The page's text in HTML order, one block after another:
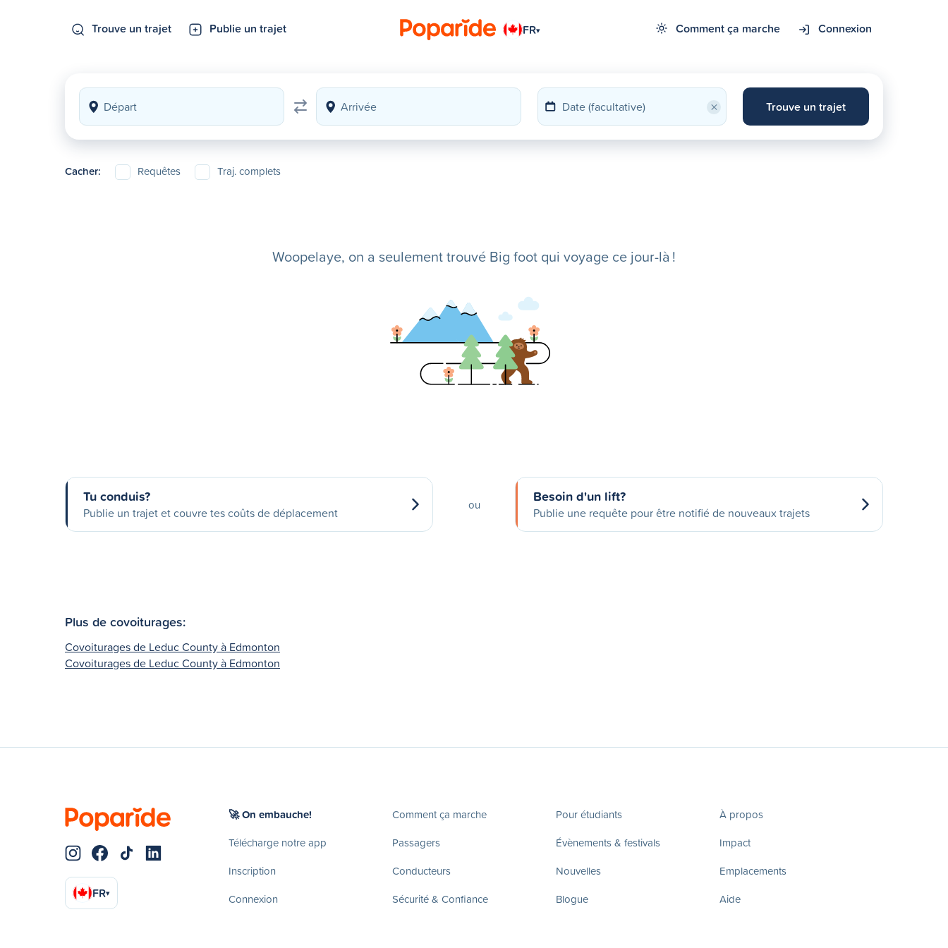
Trouve un trajet Publie un trajet FR▾ Comment ça marche Connexion
× Trouve un trajet
Cacher: Requêtes Traj. complets
Woopelaye, on a seulement trouvé Big foot qui voyage ce jour-là !
Tu conduis?
Publie un trajet et couvre tes coûts de déplacement
ou Besoin d'un lift?
Publie une requête pour être notifié de nouveaux trajets
Plus de covoiturages:
Covoiturages de Leduc County à Edmonton
Covoiturages de Leduc County à Edmonton
FR▾
🚀 On embauche!
Télécharge notre app
Inscription
Connexion
Comment ça marche
Passagers
Conducteurs
Sécurité & Confiance
Pour étudiants
Évènements & festivals
Nouvelles
Blogue
À propos
Impact
Emplacements
Aide